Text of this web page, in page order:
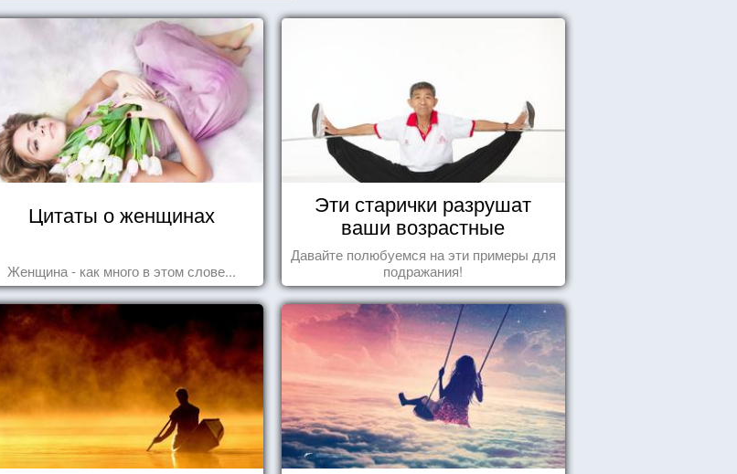
Цитаты о женщинах
Женщина - как много в этом слове...
Эти старички разрушат
ваши возрастные
стереотипы
Давайте полюбуемся на эти примеры для
подражания!